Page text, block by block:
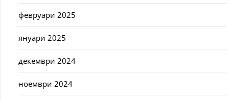
февруари 2025
януари 2025
декември 2024
ноември 2024